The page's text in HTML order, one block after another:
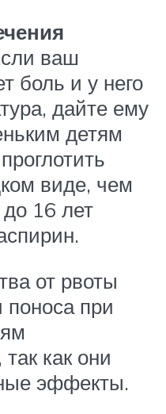
ваш
боль и у него
дайте ему
детям
виде, чем
16 лет
от рвоты
поноса при
как они
эффекты.